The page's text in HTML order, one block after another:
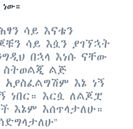
ሳይ እናቴን
ሳይ እሷን ያገኘኋት
በኋላ እነሱ ናቸው
ስትወልጂ ልጅ
እኔ ነኝ
ነበር። እርሷ ለልጆቿ
እኔም እሰጥላታለሁ።